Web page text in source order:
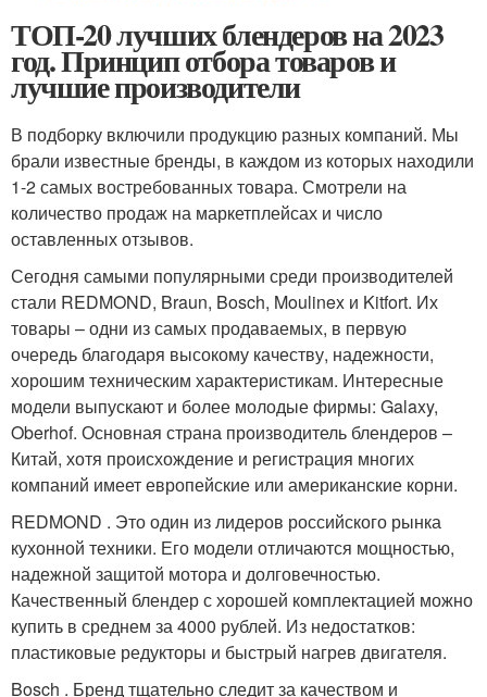
ТОП-20 лучших блендеров на 2023
год. Принцип отбора товаров и
лучшие производители
В подборку включили продукцию разных компаний. Мы
брали известные бренды, в каждом из которых находили
1-2 самых востребованных товара. Смотрели на
количество продаж на маркетплейсах и число
оставленных отзывов.
Сегодня самыми популярными среди производителей
стали REDMOND, Braun, Bosch, Moulinex и Kitfort. Их
товары – одни из самых продаваемых, в первую
очередь благодаря высокому качеству, надежности,
хорошим техническим характеристикам. Интересные
модели выпускают и более молодые фирмы: Galaxy,
Oberhof. Основная страна производитель блендеров –
Китай, хотя происхождение и регистрация многих
компаний имеет европейские или американские корни.
REDMOND . Это один из лидеров российского рынка
кухонной техники. Его модели отличаются мощностью,
надежной защитой мотора и долговечностью.
Качественный блендер с хорошей комплектацией можно
купить в среднем за 4000 рублей. Из недостатков:
пластиковые редукторы и быстрый нагрев двигателя.
Bosch . Бренд тщательно следит за качеством и